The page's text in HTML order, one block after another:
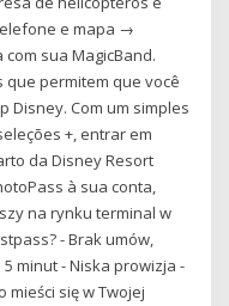
e mapa →
sua MagicBand.
permitem que você
Disney. Com um simples
+, entrar em
da Disney Resort
à sua conta,
na rynku terminal w
- Brak umów,
minut - Niska prowizja -
się w Twojej